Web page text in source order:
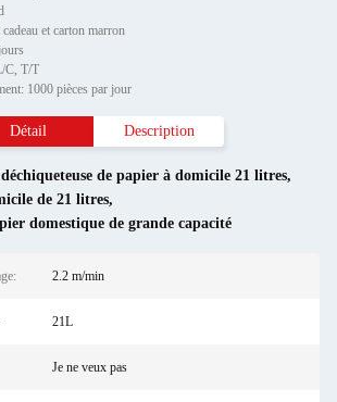
et carton marron
C, T/T
1000 pièces par jour
Détail Description
déchiqueteuse de papier à domicile 21 litres,
de 21 litres,
domestique de grande capacité
2.2 m/min
21L
Je ne veux pas